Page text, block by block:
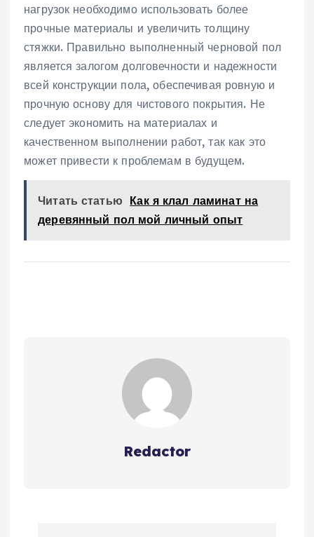
нагрузок необходимо использовать более
прочные материалы и увеличить толщину
стяжки. Правильно выполненный черновой пол
является залогом долговечности и надежности
всей конструкции пола, обеспечивая ровную и
прочную основу для чистового покрытия. Не
следует экономить на материалах и
качественном выполнении работ, так как это
может привести к проблемам в будущем.
Читать статью Как я клал ламинат на
деревянный пол мой личный опыт
Redactor